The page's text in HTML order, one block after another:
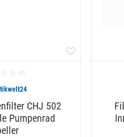
CHJ 502
Pumpenrad